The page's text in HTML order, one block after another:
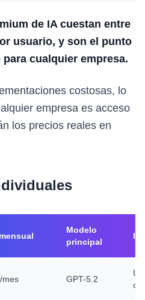
de IA cuestan entre
usuario, y son el punto
cualquier empresa.
costosas, lo
empresa es acceso
los precios reales en
Modelo
principal
mes GPT-5.2